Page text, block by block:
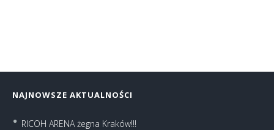
NAJNOWSZE AKTUALNOŚCI
RICOH ARENA żegna Kraków!!!